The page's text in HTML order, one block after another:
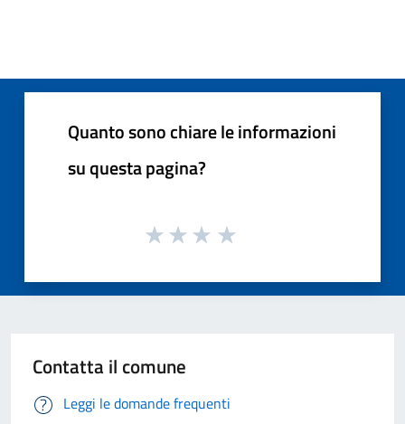
Quanto sono chiare le informazioni
su questa pagina?
Contatta il comune
Leggi le domande frequenti